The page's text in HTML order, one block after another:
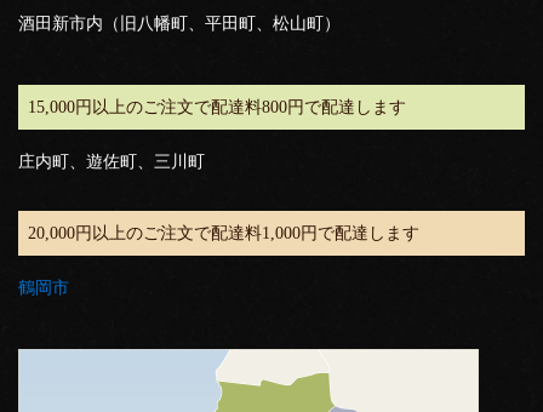
酒田新市内（旧八幡町、平田町、松山町）
15,000円以上のご注文で配達料800円で配達します
庄内町、遊佐町、三川町
20,000円以上のご注文で配達料1,000円で配達します
鶴岡市